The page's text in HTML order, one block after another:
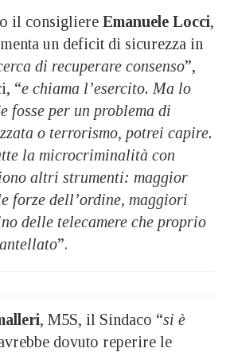
il consigliere Emanuele Locci,
un deficit di sicurezza in
di recuperare consenso”,
“e chiama l’esercito. Ma lo
fosse per un problema di
o terrorismo, potrei capire.
la microcriminalità con
altri strumenti: maggior
forze dell’ordine, maggiori
delle telecamere che proprio
”.
, M5S, il Sindaco “si è
dovuto reperire le